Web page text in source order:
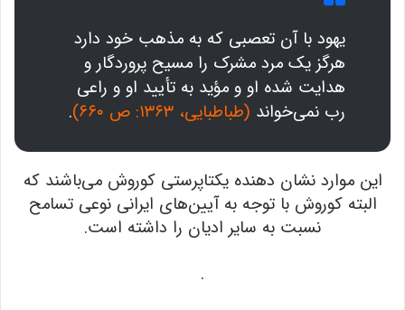
یهود با آن تعصبی که به مذهب خود دارد
هرگز یک مرد مشرک را مسیح پروردگار و
هدایت شده او و مؤید به تأیید او و راعی
رب نمی‌خواند (طباطبایی، ۱۳۶۳: ص ۶۶۰) .
این موارد نشان دهنده یکتاپرستی کوروش می‌باشند که
البته کوروش با توجه به آیین‌های ایرانی نوعی تسامح
نسبت به سایر ادیان را داشته است.
.